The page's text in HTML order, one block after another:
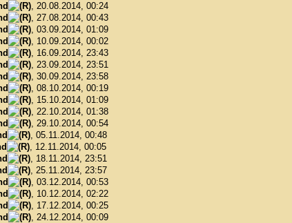
, 20.08.2014, 00:24
, 27.08.2014, 00:43
, 03.09.2014, 01:09
, 10.09.2014, 00:02
, 16.09.2014, 23:43
, 23.09.2014, 23:51
, 30.09.2014, 23:58
, 08.10.2014, 00:19
, 15.10.2014, 01:09
, 22.10.2014, 01:38
, 29.10.2014, 00:54
, 05.11.2014, 00:48
, 12.11.2014, 00:05
, 18.11.2014, 23:51
, 25.11.2014, 23:57
, 03.12.2014, 00:53
, 10.12.2014, 02:22
, 17.12.2014, 00:25
, 24.12.2014, 00:09